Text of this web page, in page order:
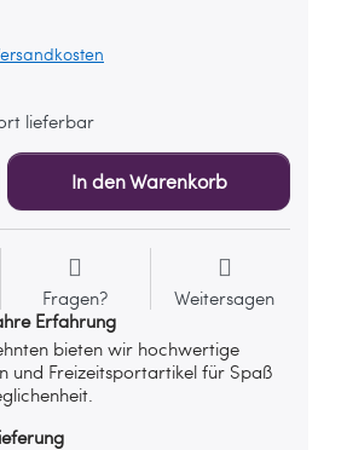
lieferbar
In den Warenkorb
Fragen?
Weitersagen
Erfahrung
bieten wir hochwertige
und Freizeitsportartikel für Spaß